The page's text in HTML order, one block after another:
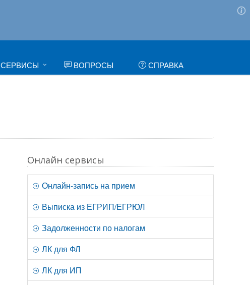
СЕРВИСЫ ВОПРОСЫ СПРАВКА
Онлайн сервисы
Онлайн-запись на прием
Выписка из ЕГРИП/ЕГРЮЛ
Задолженности по налогам
ЛК для ФЛ
ЛК для ИП